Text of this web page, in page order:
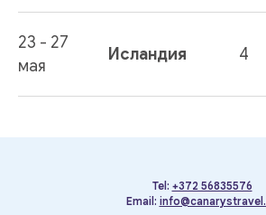
23 - 27
мая
Исландия 4
Tel: +372 56835576
Email: